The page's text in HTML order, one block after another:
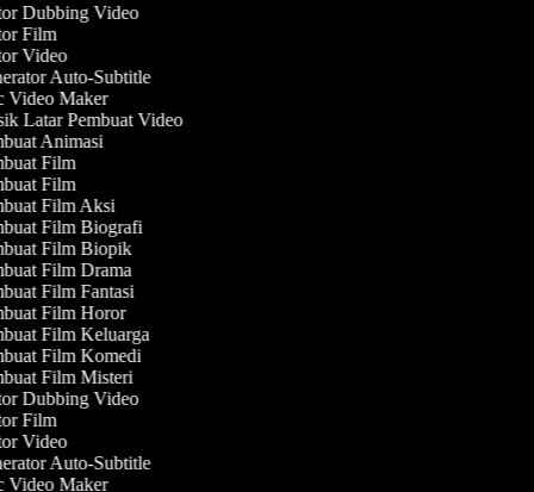
Dubbing Video
Film
Video
Auto-Subtitle
Video Maker
Latar Pembuat Video
Animasi
Film
Film
Film Aksi
Film Biografi
Film Biopik
Film Drama
Film Fantasi
Film Horor
Film Keluarga
Film Komedi
Film Misteri
Dubbing Video
Film
Video
Auto-Subtitle
Video Maker